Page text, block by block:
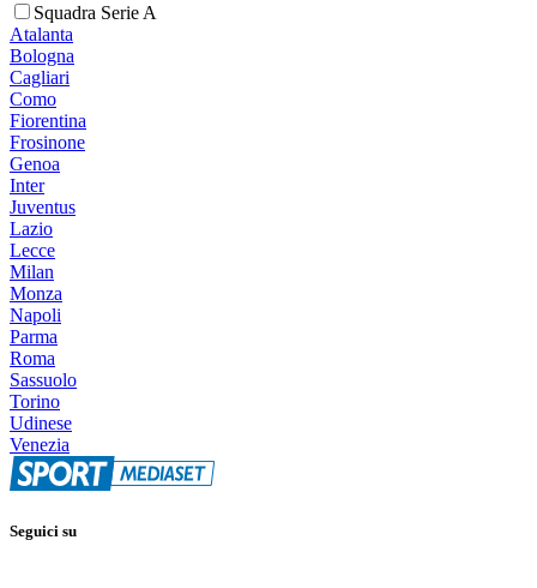
Squadra Serie A
Atalanta
Bologna
Cagliari
Como
Fiorentina
Frosinone
Genoa
Inter
Juventus
Lazio
Lecce
Milan
Monza
Napoli
Parma
Roma
Sassuolo
Torino
Udinese
Venezia
Seguici su